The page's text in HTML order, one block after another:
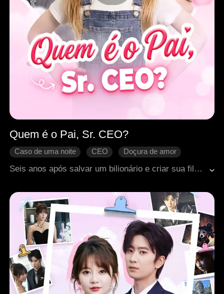
Quem é o Pai, Sr. CEO?
Caso de uma noite CEO
Doçura de amor
Romance moderno
Seis anos após salvar um bilionário e criar sua filha em segredo, uma entregadora em dificuldades financeiras reencontra o agora poderoso CEO em uma competição de modelos de alto risco onde uma alergia grave pode finalmente revelar toda a verdade.